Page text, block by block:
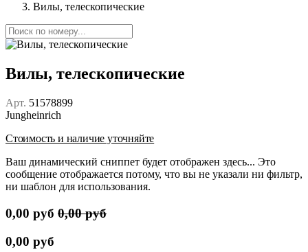
Вилы, телескопические
Вилы, телескопические
Арт. 51578899
Jungheinrich
Стоимость и наличие уточняйте
Ваш динамический сниппет будет отображен здесь... Это
сообщение отображается потому, что вы не указали ни фильтр,
ни шаблон для использования.
0,00 руб 0,00руб
0,00 руб